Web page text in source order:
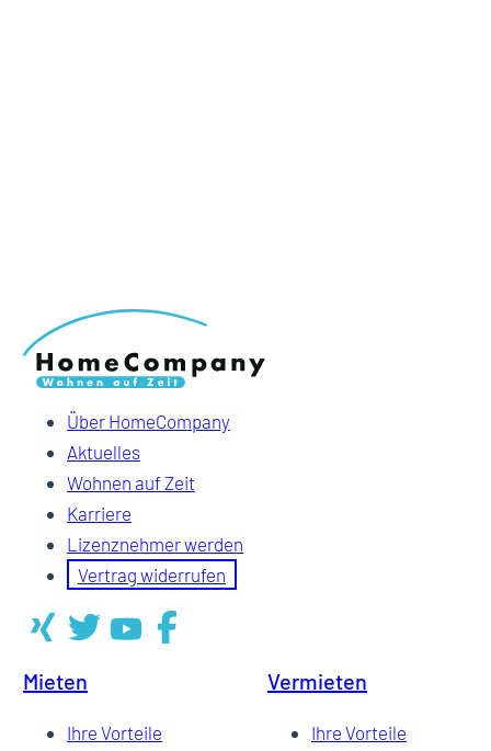
Über HomeCompany
Aktuelles
Wohnen auf Zeit
Karriere
Lizenznehmer werden
Vertrag widerrufen
Mieten
Ihre Vorteile
Vermieten
Ihre Vorteile